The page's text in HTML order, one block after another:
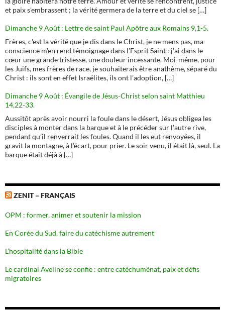
et paix s'embrassent ; la vérité germera de la terre et du ciel se […]
Dimanche 9 Août : Lettre de saint Paul Apôtre aux Romains 9,1-5.
Frères, c'est la vérité que je dis dans le Christ, je ne mens pas, ma
conscience m'en rend témoignage dans l'Esprit Saint : j’ai dans le
cœur une grande tristesse, une douleur incessante. Moi-même, pour
les Juifs, mes frères de race, je souhaiterais être anathème, séparé du
Christ : ils sont en effet Israélites, ils ont l’adoption, […]
Dimanche 9 Août : Évangile de Jésus-Christ selon saint Matthieu
14,22-33.
Aussitôt après avoir nourri la foule dans le désert, Jésus obligea les
disciples à monter dans la barque et à le précéder sur l’autre rive,
pendant qu’il renverrait les foules. Quand il les eut renvoyées, il
gravit la montagne, à l’écart, pour prier. Le soir venu, il était là, seul. La
barque était déjà à […]
ZENIT – FRANÇAIS
OPM : former, animer et soutenir la mission
En Corée du Sud, faire du catéchisme autrement
L’hospitalité dans la Bible
Le cardinal Aveline se confie : entre catéchuménat, paix et défis
migratoires